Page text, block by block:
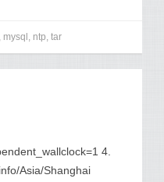
mysql , ntp, tar
4.
Asia/Shanghai